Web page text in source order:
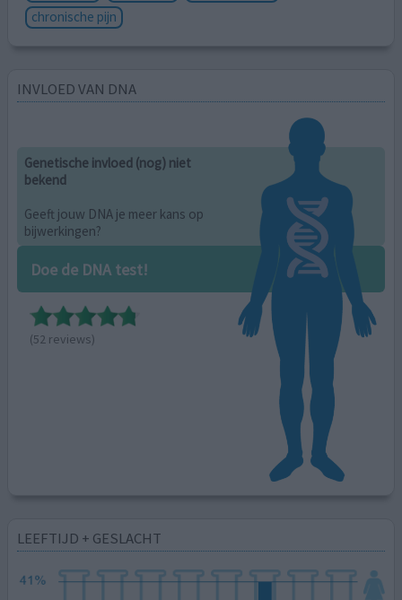
chronische pijn
INVLOED VAN DNA
Genetische invloed (nog) niet
bekend
Geeft jouw DNA je meer kans op
bijwerkingen?
Doe de DNA test!
(52 reviews)
LEEFTIJD + GESLACHT